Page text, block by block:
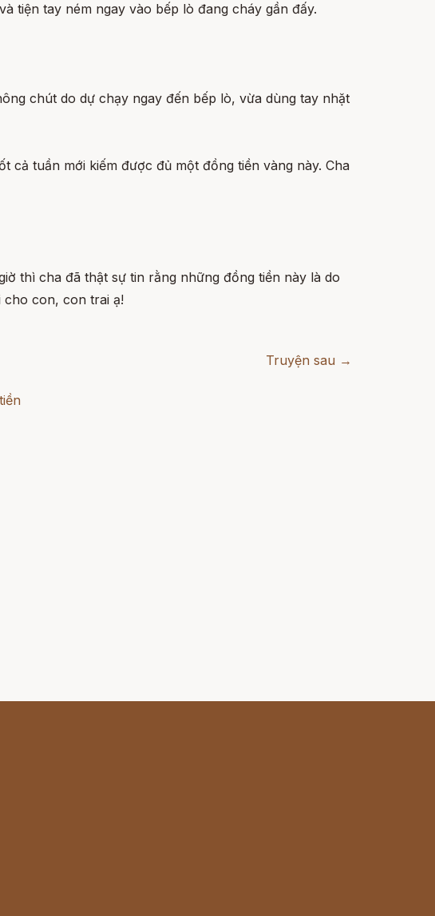
tiện tay ném ngay vào bếp lò đang cháy gần đấy.
chút do dự chạy ngay đến bếp lò, vừa dùng tay nhặt
cả tuần mới kiếm được đủ một đồng tiền vàng này. Cha
thì cha đã thật sự tin rằng những đồng tiền này là do
cho con, con trai ạ!
Truyện sau →